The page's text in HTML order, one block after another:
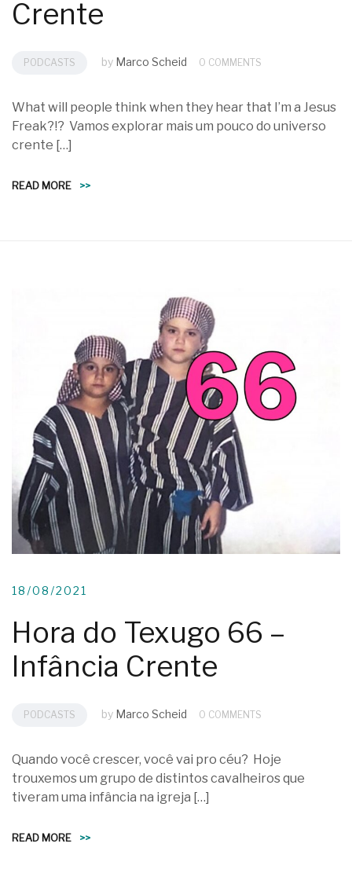
Crente
PODCASTS by Marco Scheid 0 COMMENTS
What will people think when they hear that I’m a Jesus
Freak?!? Vamos explorar mais um pouco do universo
crente […]
READ MORE >>
18/08/2021
Hora do Texugo 66 –
Infância Crente
PODCASTS by Marco Scheid 0 COMMENTS
Quando você crescer, você vai pro céu? Hoje
trouxemos um grupo de distintos cavalheiros que
tiveram uma infância na igreja […]
READ MORE >>